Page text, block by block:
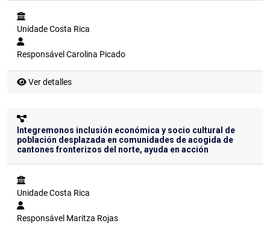
UnidadeCosta Rica
Responsável Carolina Picado
Ver detalles
Integremonos inclusión económica y socio cultural de
población desplazada en comunidades de acogida de
cantones fronterizos del norte, ayuda en acción
UnidadeCosta Rica
Responsável Maritza Rojas